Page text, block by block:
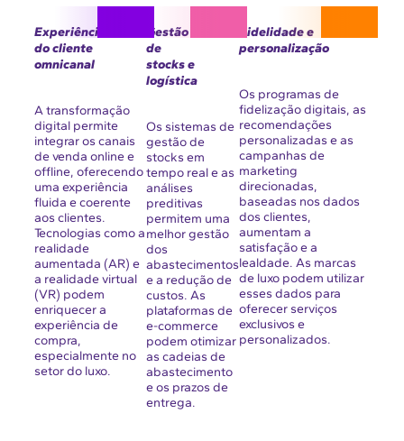
Experiência
do cliente
omnicanal
A transformação
digital permite
integrar os canais
de venda online e
offline, oferecendo
uma experiência
fluida e coerente
aos clientes.
Tecnologias como a
realidade
aumentada (AR) e
a realidade virtual
(VR) podem
enriquecer a
experiência de
compra,
especialmente no
setor do luxo.
Gestão
de
stocks e
logística
Os sistemas de
gestão de
stocks em
tempo real e as
análises
preditivas
permitem uma
melhor gestão
dos
abastecimentos
e a redução de
custos. As
plataformas de
e-commerce
podem otimizar
as cadeias de
abastecimento
e os prazos de
entrega.
Fidelidade e
personalização
Os programas de
fidelização digitais, as
recomendações
personalizadas e as
campanhas de
marketing
direcionadas,
baseadas nos dados
dos clientes,
aumentam a
satisfação e a
lealdade. As marcas
de luxo podem utilizar
esses dados para
oferecer serviços
exclusivos e
personalizados.